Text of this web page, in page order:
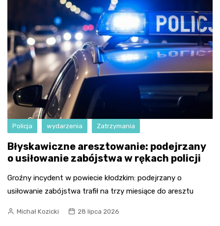
Policja wydarzenia Zatrzymania
Błyskawiczne aresztowanie: podejrzany
o usiłowanie zabójstwa w rękach policji
Groźny incydent w powiecie kłodzkim: podejrzany o
usiłowanie zabójstwa trafił na trzy miesiące do aresztu
Michał Kozicki 28 lipca 2026